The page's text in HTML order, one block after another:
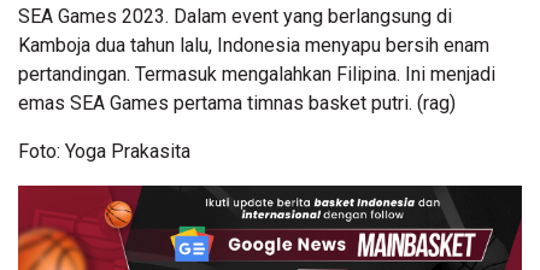
SEA Games 2023. Dalam event yang berlangsung di
Kamboja dua tahun lalu, Indonesia menyapu bersih enam
pertandingan. Termasuk mengalahkan Filipina. Ini menjadi
emas SEA Games pertama timnas basket putri. (rag)
Foto: Yoga Prakasita